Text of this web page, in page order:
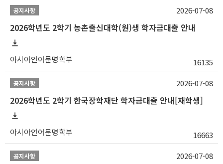
공지사항
2026학년도 2학기 농촌출신대학(원)생 학자금대출 안내
아시아언어문명학부 16135
2026-07-08
공지사항
2026학년도 2학기 한국장학재단 학자금대출 안내[재학생]
아시아언어문명학부 16663
2026-07-08
공지사항 2026-07-08